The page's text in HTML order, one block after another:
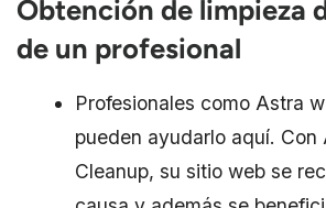
Obtención de limpieza
de un profesional
Profesionales como Astra
pueden ayudarlo aquí. Con
Cleanup, su sitio web se